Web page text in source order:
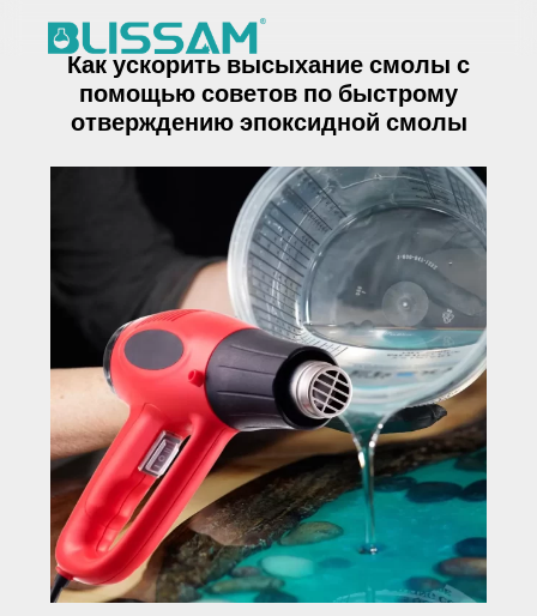
содержимомуКак ускорить высыхание смолы с
помощью советов по быстрому
отверждению эпоксидной смолы